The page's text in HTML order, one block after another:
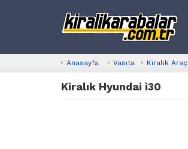
Anasayfa Vasıta Kiralık Araç
Kiralık Hyundai i30